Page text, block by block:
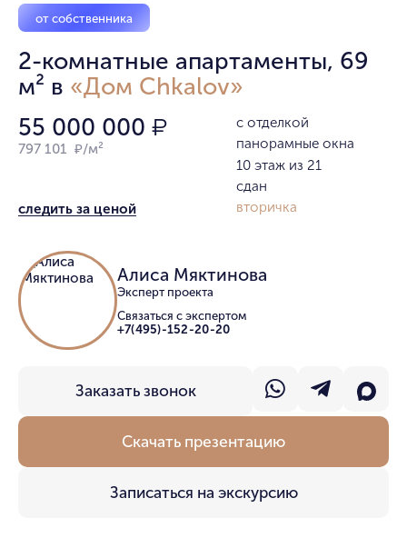
2-комнатные апартаменты, 69
м² в «Дом Chkalov»
от собственника
55 000 000 ₽
797 101 ₽/м²
следить за ценой
с отделкой
панорамные окна
10 этаж из 21
сдан
вторичка
Алиса Мяктинова
Эксперт проекта
Связаться с экспертом
+7(495)-152-20-20
Заказать звонок
Записаться на экскурсию
Скачать презентацию